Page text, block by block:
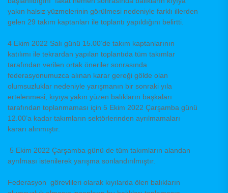
yakın halsiz yüzmelerinin görülmesi nedeniyle farklı illerden
gelen 29 takım kaptanları ile toplantı yapıldığını belirtti.
4 Ekim 2022 Salı günü 15.00’de takım kaptanlarının
katılımı ile tekrardan yapılan toplantıda tüm takımlar
tarafından verilen ortak öneriler sonrasında
federasyonumuzca alınan karar gereği gölde olan
olumsuzluklar nedeniyle yarışmanın bir sonraki yıla
ertelenmesi, kıyıya yakın yüzen balıkların başkaları
tarafından toplanmaması için 5 Ekim 2022 Çarşamba günü
12.00’a kadar takımların sektörlerinden ayrılmamaları
kararı alınmıştır.
5 Ekim 2022 Çarşamba günü de tüm takımların alandan
ayrılması istenilerek yarışma sonlandırılmıştır.
Federasyon görevlileri olarak kıyılarda ölen balıkların